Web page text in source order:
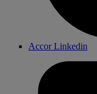
Accor Linkedin